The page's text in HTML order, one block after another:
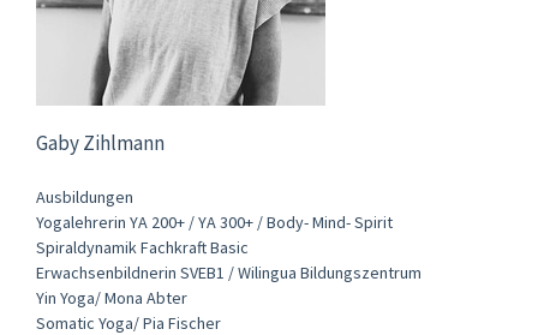
Gaby Zihlmann
Ausbildungen
Yogalehrerin YA 200+ / YA 300+ / Body- Mind- Spirit
Spiraldynamik Fachkraft Basic
Erwachsenbildnerin SVEB1 / Wilingua Bildungszentrum
Yin Yoga/ Mona Abter
Somatic Yoga/ Pia Fischer